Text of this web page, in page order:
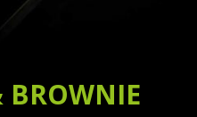
BROWNIE